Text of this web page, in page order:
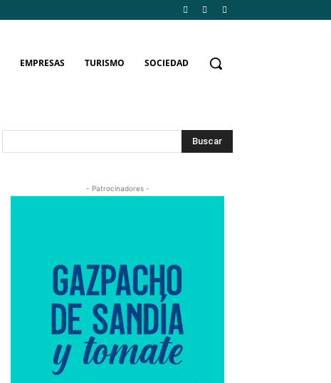
EMPRESAS TURISMO SOCIEDAD
Buscar
- Patrocinadores -